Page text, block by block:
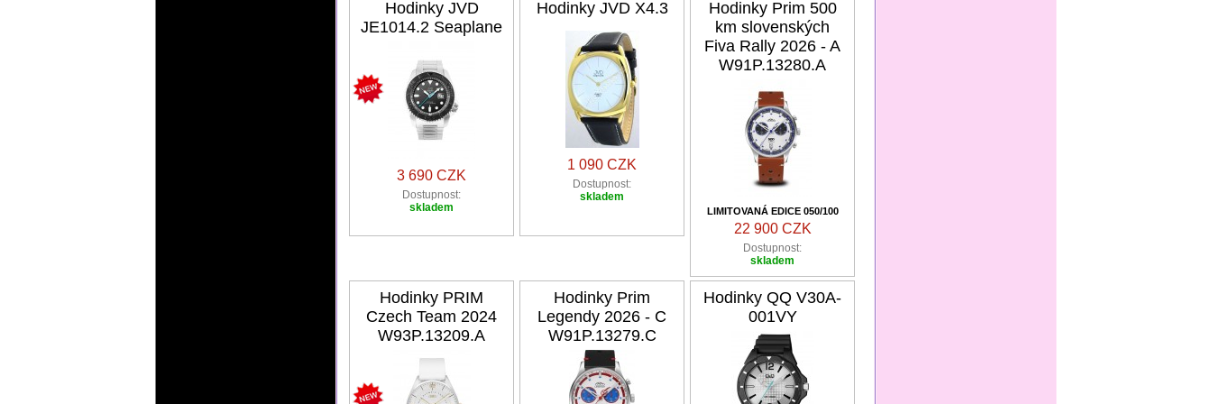
Hodinky JVD
JE1014.2 Seaplane
3 690 CZK
Dostupnost:
skladem
Hodinky JVD X4.3
1 090 CZK
Dostupnost:
skladem
Hodinky Prim 500
km slovenských
Fiva Rally 2026 - A
W91P.13280.A
LIMITOVANÁ EDICE 050/100
22 900 CZK
Dostupnost:
skladem
Hodinky PRIM
Czech Team 2024
W93P.13209.A
Hodinky Prim
Legendy 2026 - C
W91P.13279.C
Hodinky QQ V30A-
001VY